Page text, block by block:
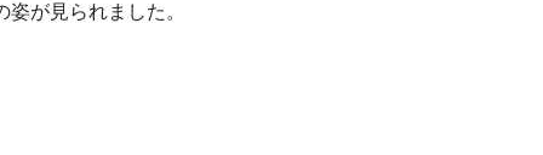
姿が見られました。